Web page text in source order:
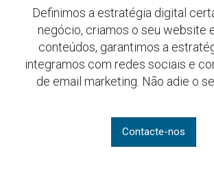
Definimos a estratégia digital
negócio, criamos o seu website
conteúdos, garantimos a
integramos com redes sociais e
de email marketing. Não adie o
Contacte-nos